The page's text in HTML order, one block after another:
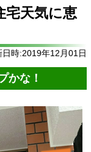
宅天気に恵
日時:2019年12月01日
かな！